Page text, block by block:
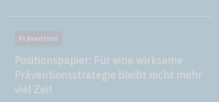
Prävention
Positionspapier: Für eine wirksame
Präventionsstrategie bleibt nicht mehr
viel Zeit